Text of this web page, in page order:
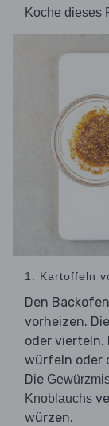
Koche dieses
1. Kartoffeln
Den
vorheizen. Die
oder vierteln.
würfeln oder
Die
Knoblauchs
würzen.